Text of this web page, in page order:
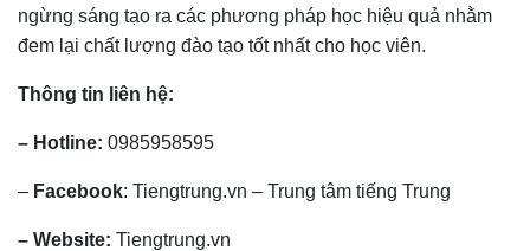
ngừng sáng tạo ra các phương pháp học hiệu quả nhằm
đem lại chất lượng đào tạo tốt nhất cho học viên.
Thông tin liên hệ:
– Hotline: 0985958595
– Facebook: Tiengtrung.vn – Trung tâm tiếng Trung
– Website: Tiengtrung.vn